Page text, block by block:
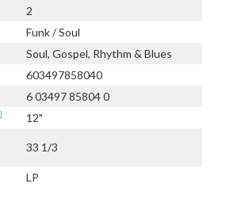
2
Funk / Soul
Soul, Gospel, Rhythm & Blues
603497858040
6 03497 85804 0
12"
33 1/3
LP